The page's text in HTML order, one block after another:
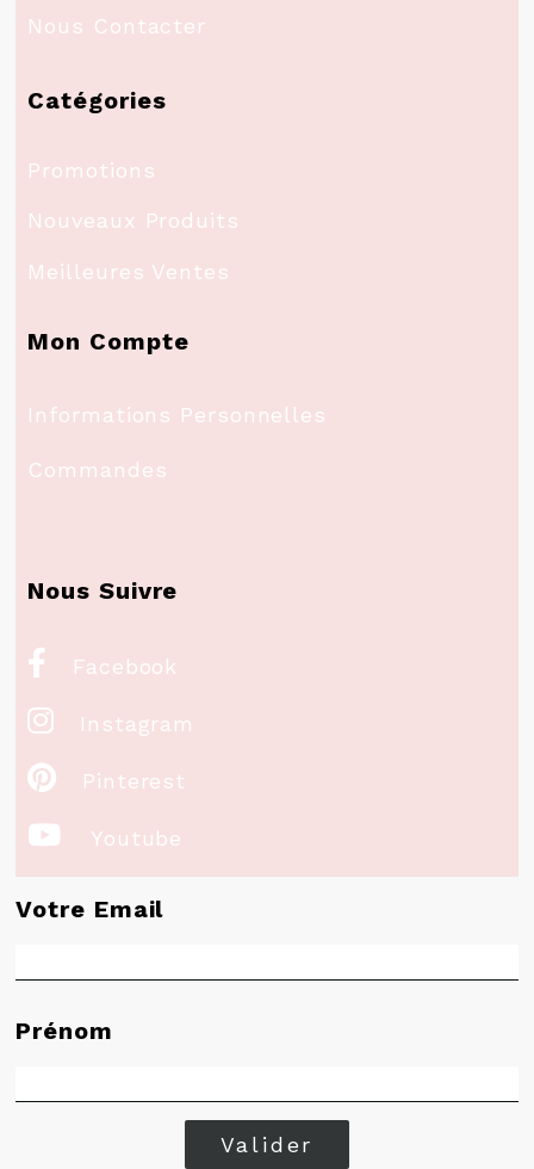
Nous Contacter
Catégories
Promotions
Nouveaux Produits
Meilleures Ventes
Mon Compte
Informations Personnelles
Commandes
Nous Suivre
 Facebook
 Instagram
 Pinterest
 Youtube
Votre Email
Prénom
Valider